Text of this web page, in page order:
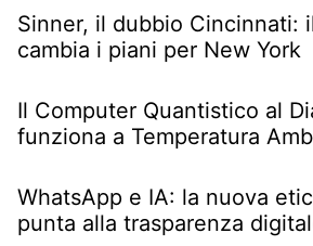
Sinner, il dubbio Cincinnati:
cambia i piani per New York
Il Computer Quantistico al
funziona a Temperatura
WhatsApp e IA: la nuova
punta alla trasparenza